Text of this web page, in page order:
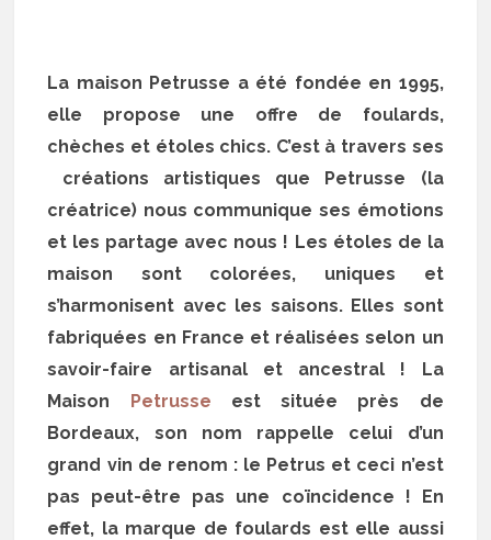
La maison Petrusse a été fondée en 1995,
elle propose une offre de foulards,
chèches et étoles chics. C’est à travers ses
créations artistiques que Petrusse (la
créatrice) nous communique ses émotions
et les partage avec nous ! Les étoles de la
maison sont colorées, uniques et
s’harmonisent avec les saisons. Elles sont
fabriquées en France et réalisées selon un
savoir-faire artisanal et ancestral ! La
Maison Petrusse est située près de
Bordeaux, son nom rappelle celui d’un
grand vin de renom : le Petrus et ceci n’est
pas peut-être pas une coïncidence ! En
effet, la marque de foulards est elle aussi